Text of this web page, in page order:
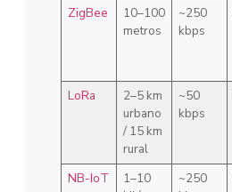
ZigBee
10–100
metros
~250
kbps
LoRa
2–5 km
urbano
/ 15 km
rural
~50
kbps
NB-IoT
1–10
~250